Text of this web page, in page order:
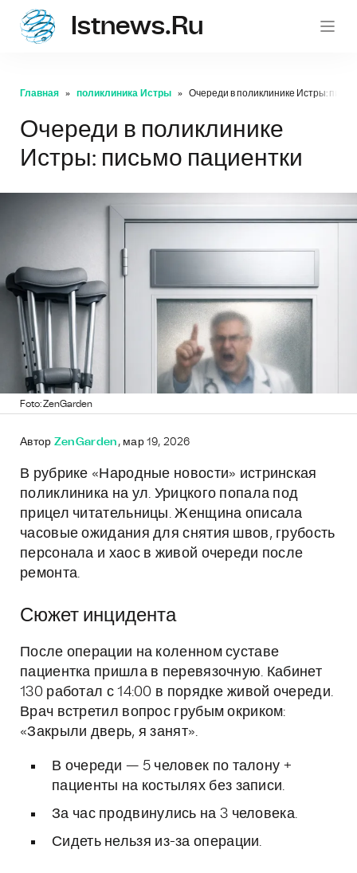
Istnews.ru
Главная поликлиника Истры Очереди в поликлинике Истры:
Очереди в поликлинике
Истры: письмо пациентки
Foto: ZenGarden
Автор ZenGarden , мар 19, 2026
В рубрике «Народные новости» истринская
поликлиника на ул. Урицкого попала под
прицел читательницы. Женщина описала
часовые ожидания для снятия швов, грубость
персонала и хаос в живой очереди после
ремонта.
Сюжет инцидента
После операции на коленном суставе
пациентка пришла в перевязочную. Кабинет
130 работал с 14:00 в порядке живой очереди.
Врач встретил вопрос грубым окриком:
«Закрыли дверь, я занят».
В очереди — 5 человек по талону +
пациенты на костылях без записи.
За час продвинулись на 3 человека.
Сидеть нельзя из-за операции.